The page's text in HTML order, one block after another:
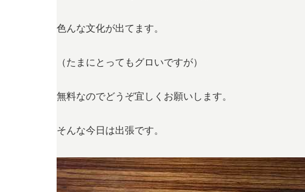
色んな文化が出てます。
（たまにとってもグロいですが）
無料なのでどうぞ宜しくお願いします。
そんな今日は出張です。